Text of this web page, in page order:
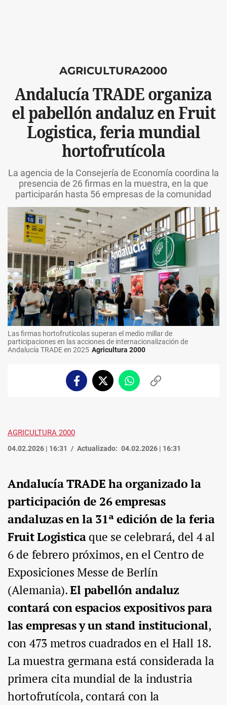
AGRICULTURA2000
Andalucía TRADE organiza
el pabellón andaluz en Fruit
Logistica, feria mundial
hortofrutícola
La agencia de la Consejería de Economía coordina la
presencia de 26 firmas en la muestra, en la que
participarán hasta 56 empresas de la comunidad
Las firmas hortofrutícolas superan el medio millar de
participaciones en las acciones de internacionalización de
Andalucía TRADE en 2025 Agricultura 2000
FacebookTwitterWhatsappCopiar
AGRICULTURA 2000
04.02.2026 | 16:31 Actualizado: 04.02.2026 | 16:31
Andalucía TRADE ha organizado la
participación de 26 empresas
andaluzas en la 31ª edición de la feria
Fruit Logisticaque se celebrará, del 4 al
6 de febrero próximos, en el Centro de
Exposiciones Messe de Berlín
(Alemania).El pabellón andaluz
contará con espacios expositivos para
las empresas y un stand institucional,
con 473 metros cuadrados en el Hall 18.
La muestra germana está considerada la
primera cita mundial de la industria
hortofrutícola, contará con la